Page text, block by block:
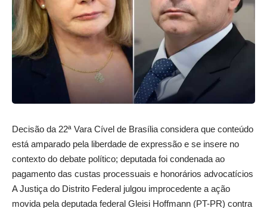
Decisão da 22ª Vara Cível de Brasília considera que conteúdo
está amparado pela liberdade de expressão e se insere no
contexto do debate político; deputada foi condenada ao
pagamento das custas processuais e honorários advocatícios
A Justiça do Distrito Federal julgou improcedente a ação
movida pela deputada federal Gleisi Hoffmann (PT-PR) contra